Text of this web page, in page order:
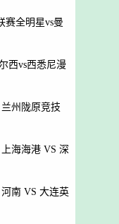
赛全明星vs曼
西vs西悉尼漫
州陇原竞技
海海港 VS 深
南 VS 大连英